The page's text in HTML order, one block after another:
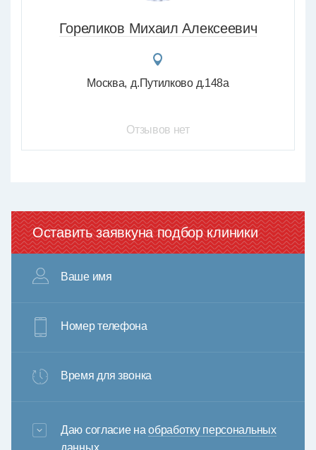
Гореликов Михаил Алексеевич
Москва д.Путилково д.148а
Отзывов нет
Оставить заявкуна подбор клиники
Ваше имя
Номер телефона
Время для звонка
3+6=
Даю согласие наобработку персональных
данных